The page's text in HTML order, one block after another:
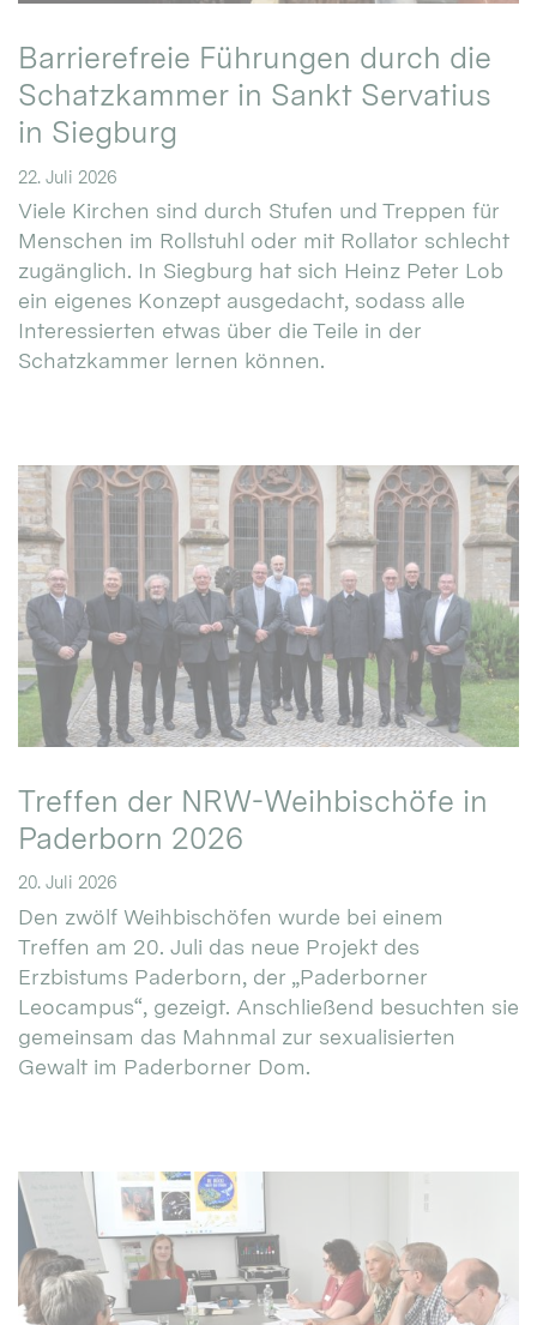
Barrierefreie Führungen durch die
Schatzkammer in Sankt Servatius
in Siegburg
22. Juli 2026
Viele Kirchen sind durch Stufen und Treppen für
Menschen im Rollstuhl oder mit Rollator schlecht
zugänglich. In Siegburg hat sich Heinz Peter Lob
ein eigenes Konzept ausgedacht, sodass alle
Interessierten etwas über die Teile in der
Schatzkammer lernen können.
Treffen der NRW-Weihbischöfe in
Paderborn 2026
20. Juli 2026
Den zwölf Weihbischöfen wurde bei einem
Treffen am 20. Juli das neue Projekt des
Erzbistums Paderborn, der „Paderborner
Leocampus“, gezeigt. Anschließend besuchten sie
gemeinsam das Mahnmal zur sexualisierten
Gewalt im Paderborner Dom.